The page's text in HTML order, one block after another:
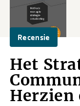
Recensie
Het
Herzien